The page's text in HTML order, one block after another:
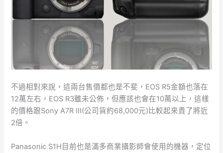
不過相對來說，這兩台售價都也是不斐，EOS R5金額也落在
12萬左右，EOS R3雖未公佈，但應該也會在10萬以上，這樣
的價格跟Sony A7R III(公司貨約68,000元)比較起來貴了將近
2倍。
Panasonic S1H目前也是滿多商業攝影師會使用的機器，定位